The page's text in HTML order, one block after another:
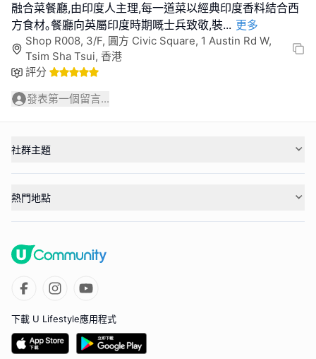
融合菜餐廳,由印度人主理,每一道菜以經典印度香料結合西
方食材｡餐廳向英屬印度時期嘅士兵致敬,裝... 更多
Shop R008, 3/F, 圓方 Civic Square, 1 Austin Rd W,
Tsim Sha Tsui, 香港
評分
發表第一個留言...
社群主題
熱門地點
下載 U Lifestyle應用程式